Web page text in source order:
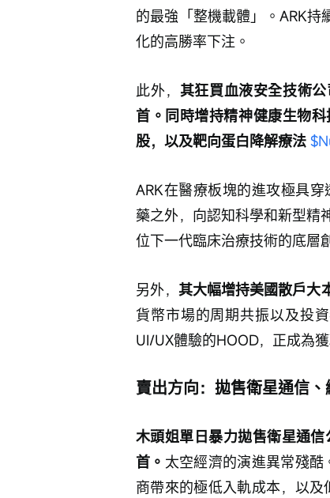
的最強「整機載體」。ARK持
化的高勝率下注。
此外， 其狂買血液安全技術公
首。同時增持精神健康生物科
股，以及靶向蛋白降解療法
ARK在醫療板塊的進攻極具
藥之外，向認知科學和新型精
位下一代臨床治療技術的底層
另外， 其大幅增持美國散戶大
貨幣市場的周期共振以及投
UI/UX體驗的HOOD，正成為
賣出方向：拋售衛星通信
木頭姐單日暴力拋售衛星通
首。 太空經濟的演進異常殘
商帶來的極低入軌成本，以